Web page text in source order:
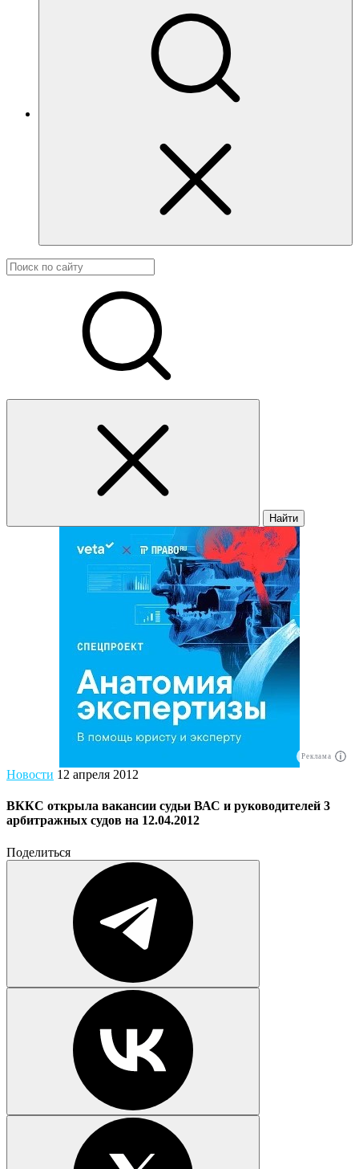
Найти
Реклама
Новости 12 апреля 2012
ВККС открыла вакансии судьи ВАС и руководителей 3
арбитражных судов на 12.04.2012
Поделиться